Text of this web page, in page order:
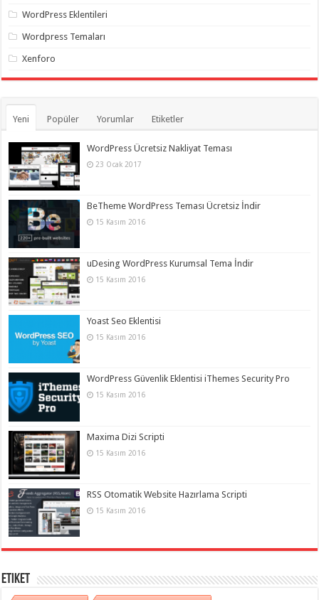
WordPress Eklentileri
Wordpress Temaları
Xenforo
Yeni Popüler Yorumlar Etiketler
WordPress Ücretsiz Nakliyat Teması
23 Ocak 2017
BeTheme WordPress Teması Ücretsiz İndir
15 Kasım 2016
uDesing WordPress Kurumsal Tema İndir
15 Kasım 2016
Yoast Seo Eklentisi
15 Kasım 2016
WordPress Güvenlik Eklentisi iThemes Security Pro
15 Kasım 2016
Maxima Dizi Scripti
15 Kasım 2016
RSS Otomatik Website Hazırlama Scripti
15 Kasım 2016
Etiket